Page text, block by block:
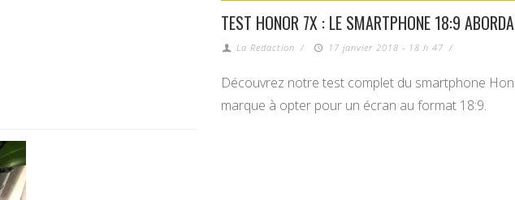
TEST HONOR 7X : LE SMARTPHONE 18:9
La Redaction / 17 janvier 2018 - 18 h 47 /
Découvrez notre test complet du smartphone
marque à opter pour un écran au format 18:9.